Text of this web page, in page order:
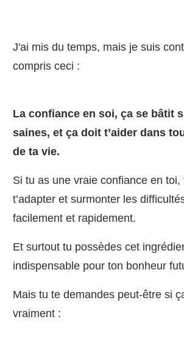
J'ai mis du temps, mais je suis
compris ceci :
La confiance en soi, ça se bâtit
saines, et ça doit t’aider dans
de ta vie.
Si tu as une vraie confiance en toi,
t’adapter et surmonter les
facilement et rapidement.
Et surtout tu possèdes cet
indispensable pour ton bonheur
Mais tu te demandes peut-être si
vraiment :